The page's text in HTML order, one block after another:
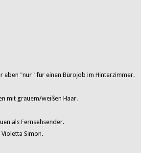
eben "nur" für einen Bürojob im Hinterzimmer.
mit grauem/weißen Haar.
als Fernsehsender.
Simon.